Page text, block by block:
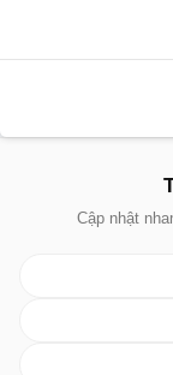
Cập nhật